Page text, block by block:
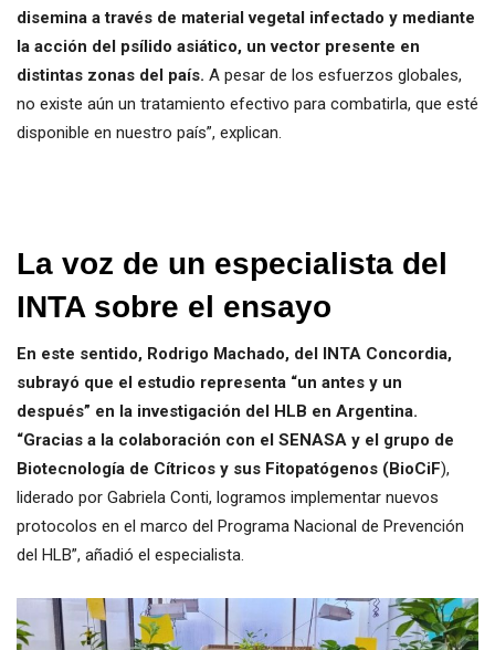
disemina a través de material vegetal infectado y mediante
la acción del psílido asiático, un vector presente en
distintas zonas del país. A pesar de los esfuerzos globales,
no existe aún un tratamiento efectivo para combatirla, que esté
disponible en nuestro país”, explican.
La voz de un especialista del
INTA sobre el ensayo
En este sentido, Rodrigo Machado, del INTA Concordia,
subrayó que el estudio representa “un antes y un
después” en la investigación del HLB en Argentina.
“Gracias a la colaboración con el SENASA y el grupo de
Biotecnología de Cítricos y sus Fitopatógenos (BioCiF),
liderado por Gabriela Conti, logramos implementar nuevos
protocolos en el marco del Programa Nacional de Prevención
del HLB”, añadió el especialista.